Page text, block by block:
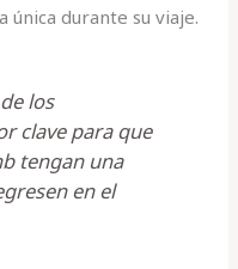
única durante su viaje.
los
clave para que
tengan una
en el